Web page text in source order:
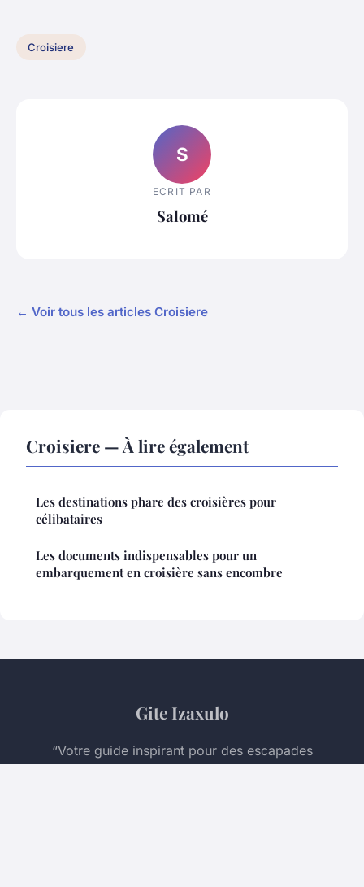
Croisiere
S
ECRIT PAR
Salomé
← Voir tous les articles Croisiere
Croisiere — À lire également
Les destinations phare des croisières pour
célibataires
Les documents indispensables pour un
embarquement en croisière sans encombre
Gite Izaxulo
“Votre guide inspirant pour des escapades